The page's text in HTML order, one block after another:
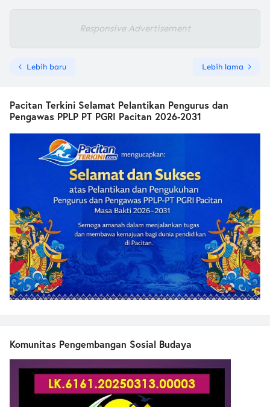
Responsive Advertisement
Lebih baru Lebih lama
Pacitan Terkini Selamat Pelantikan Pengurus dan
Pengawas PPLP PT PGRI Pacitan 2026-2031
Komunitas Pengembangan Sosial Budaya